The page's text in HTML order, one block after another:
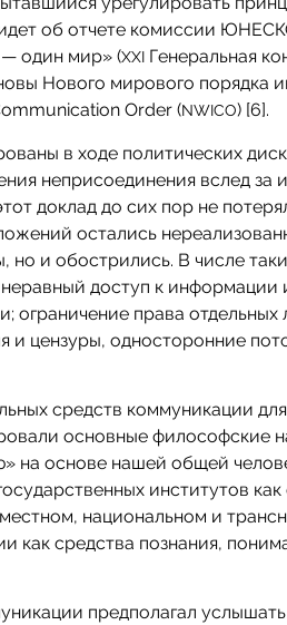
об отчете комиссии
один мир» (XXI Генеральная
Нового мирового порядка
Order (NWICO) [6].
в ходе политических
неприсоединения вслед за
доклад до сих пор не
остались
и обострились. В числе
доступ к информации
ограничение права отдельных
и цензуры, односторонние
средств коммуникации
основные философские
на основе нашей общей
институтов как
национальном и
как средства познания,
предполагал